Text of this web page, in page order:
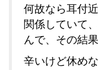
何故なら耳付
関係していて
んで、その結
辛いけど休め